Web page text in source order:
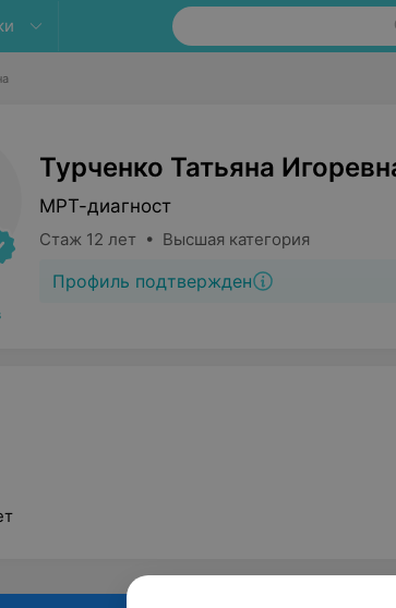
Турченко Татьяна
МРТ-диагност
Стаж 12 лет • Высшая категория
Профиль подтвержден